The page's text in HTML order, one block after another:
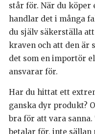
står för. När du köper
handlar det i många
du själv säkerställa
kraven och att den är
det som en importör
ansvarar för.
Har du hittat ett
ganska dyr produkt?
bra för att vara
betalar för, inte sällan